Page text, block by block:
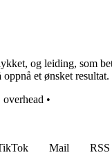
og leiding, som
et ønsket resultat.
overhead •
Mail
RSS